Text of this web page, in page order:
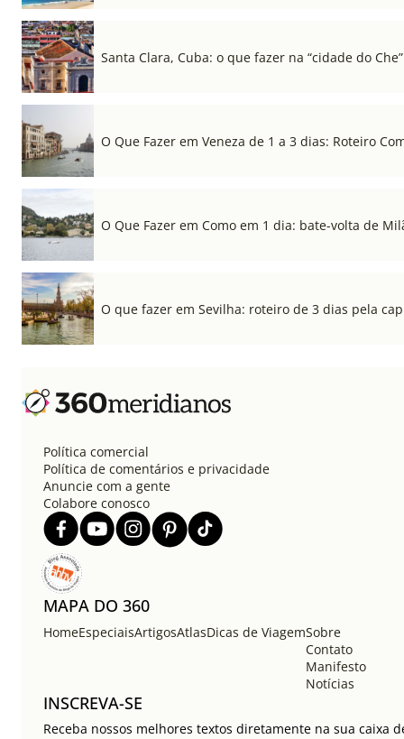
Santa Clara, Cuba: o que fazer na “cidade do Che”
O Que Fazer em Veneza de 1 a 3 dias: Roteiro
O Que Fazer em Como em 1 dia: bate-volta de
O que fazer em Sevilha: roteiro de 3 dias pela
Política comercial
Política de comentários e privacidade
Anuncie com a gente
Colabore conosco
MAPA DO 360
HomeEspeciaisArtigosAtlasDicas de ViagemSobre
Contato
Manifesto
Notícias
INSCREVA-SE
Receba nossos melhores textos diretamente na sua caixa